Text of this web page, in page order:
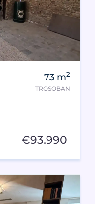
73 m2
TROSOBAN
€93.990